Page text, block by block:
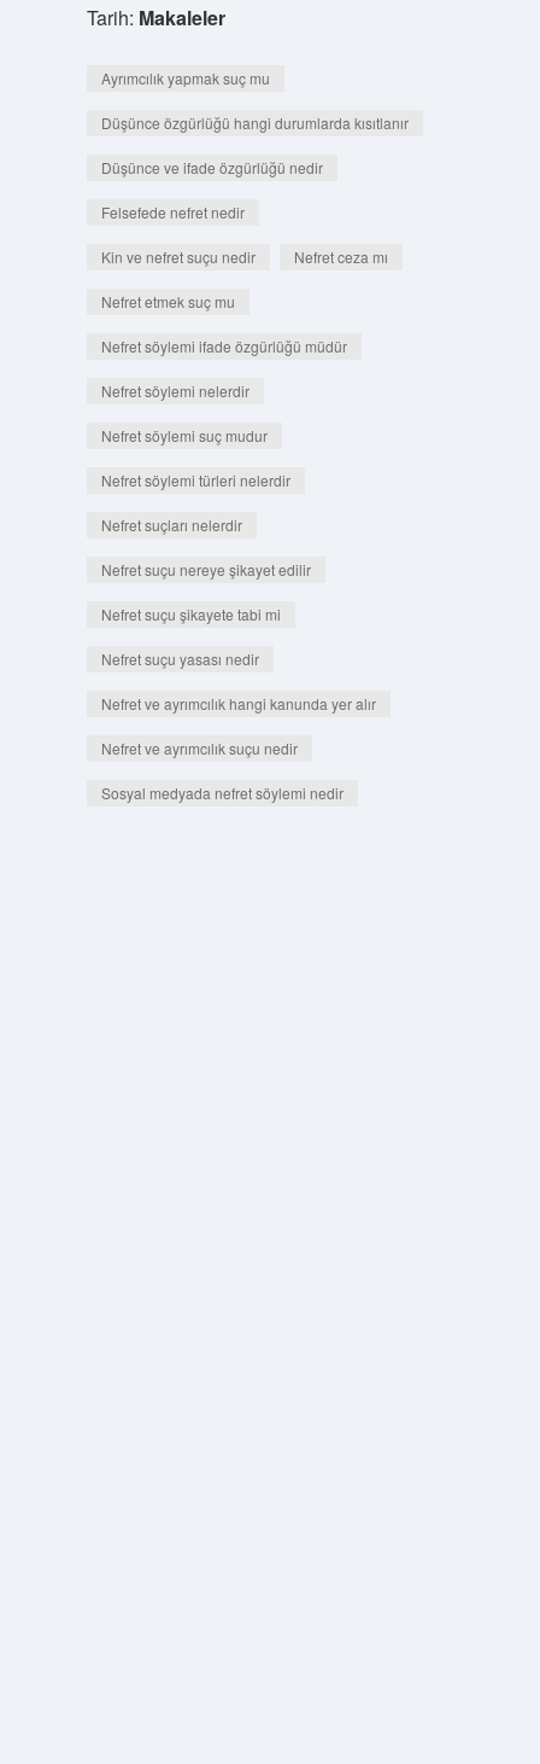
Tarih: Makaleler
Ayrımcılık yapmak suç mu
Düşünce özgürlüğü hangi durumlarda kısıtlanır
Düşünce ve ifade özgürlüğü nedir
Felsefede nefret nedir
Kin ve nefret suçu nedir Nefret ceza mı
Nefret etmek suç mu
Nefret söylemi ifade özgürlüğü müdür
Nefret söylemi nelerdir
Nefret söylemi suç mudur
Nefret söylemi türleri nelerdir
Nefret suçları nelerdir
Nefret suçu nereye şikayet edilir
Nefret suçu şikayete tabi mi
Nefret suçu yasası nedir
Nefret ve ayrımcılık hangi kanunda yer alır
Nefret ve ayrımcılık suçu nedir
Sosyal medyada nefret söylemi nedir